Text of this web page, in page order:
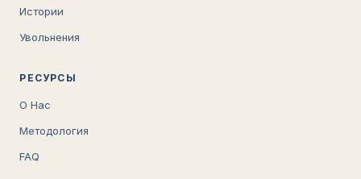
Истории
Увольнения
РЕСУРСЫ
О Нас
Методология
FAQ